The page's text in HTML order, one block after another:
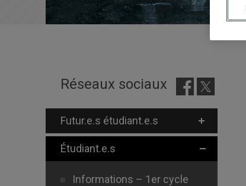
Réseaux sociaux
Futur.e.s étudiant.e.s
Étudiant.e.s
Informations – 1er cycle